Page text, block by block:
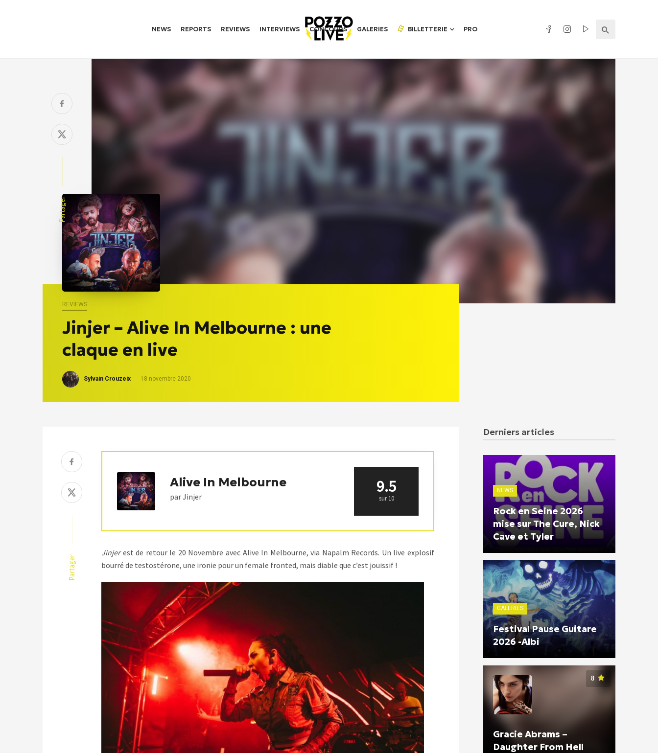
NEWS REPORTS REVIEWS INTERVIEWS CONCOURS GALERIES BILLETTERIE PRO
Partager
REVIEWS
Jinjer – Alive In Melbourne : une
claque en live
Sylvain Crouzeix 18 novembre 2020
Partager
Alive In Melbourne
par Jinjer
9.5
sur 10
Jinjerest de retour le 20 Novembre avec Alive In Melbourne, via Napalm Records. Un live explosif
bourré de testostérone, une ironie pour un female fronted, mais diable que c’est jouissif !
Derniers articles
NEWS
Rock en Seine 2026
mise sur The Cure, Nick
Cave et Tyler
GALERIES
Festival Pause Guitare
2026 -Albi
8
Gracie Abrams –
Daughter From Hell